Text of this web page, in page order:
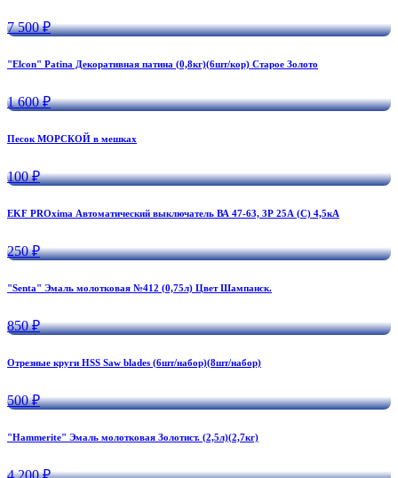
7 500 ₽
"Elcon" Patina Декоративная патина (0,8кг)(6шт/кор) Старое Золото
1 600 ₽
Песок МОРСКОЙ в мешках
100 ₽
EKF PROxima Автоматический выключатель ВА 47-63, 3Р 25А (С) 4,5кА
250 ₽
"Senta" Эмаль молотковая №412 (0,75л) Цвет Шампанск.
850 ₽
Отрезные круги HSS Saw blades (6шт/набор)(8шт/набор)
500 ₽
"Hammerite" Эмаль молотковая Золотист. (2,5л)(2,7кг)
4 200 ₽